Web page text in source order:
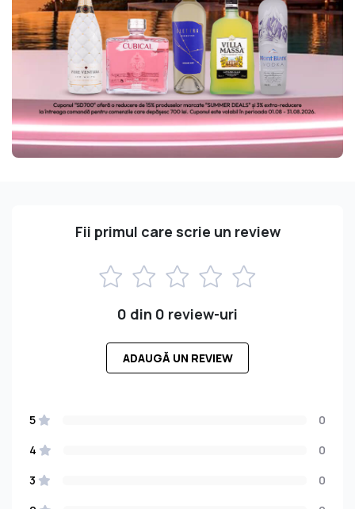
Fii primul care scrie un review
0 din 0 review-uri
ADAUGĂ UN REVIEW
5
0
4
0
3
0